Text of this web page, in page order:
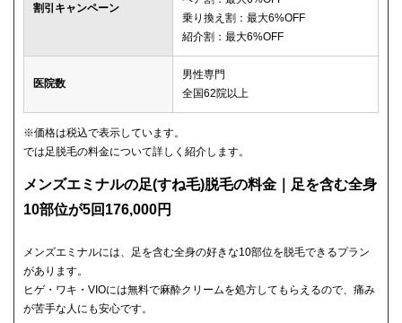
割引キャンペーン
乗り換え割：最大6%OFF
紹介割：最大6%OFF
医院数
男性専門
全国62院以上
※価格は税込で表示しています。
では足脱毛の料金について詳しく紹介します。
メンズエミナルの足(すね毛)脱毛の料金｜足を含む全身
10部位が5回176,000円
メンズエミナルには、足を含む全身の好きな10部位を脱毛できるプラン
があります。
ヒゲ・ワキ・VIOには無料で麻酔クリームを処方してもらえるので、痛み
が苦手な人にも安心です。